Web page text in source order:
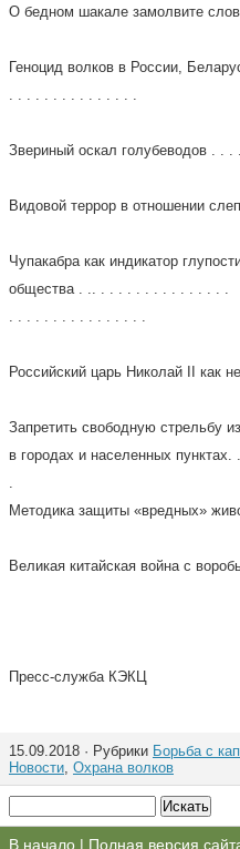
О бедном шакале замолвите
Геноцид волков в России,
. . . . . . . . . . . . . . .
Звериный оскал голубеводов .
Видовой террор в отношении
Чупакабра как индикатор
общества . .. . . . . . . . . . . . . . . .
. . . . . . . . . . . . . . . .
Российский царь Николай II как
Запретить свободную стрельбу
в городах и населенных
.
Методика защиты «вредных»
Великая китайская война с
Пресс-служба КЭКЦ
15.09.2018 · Рубрики Борьба с
Новости, Охрана волков
В начало | Полная версия